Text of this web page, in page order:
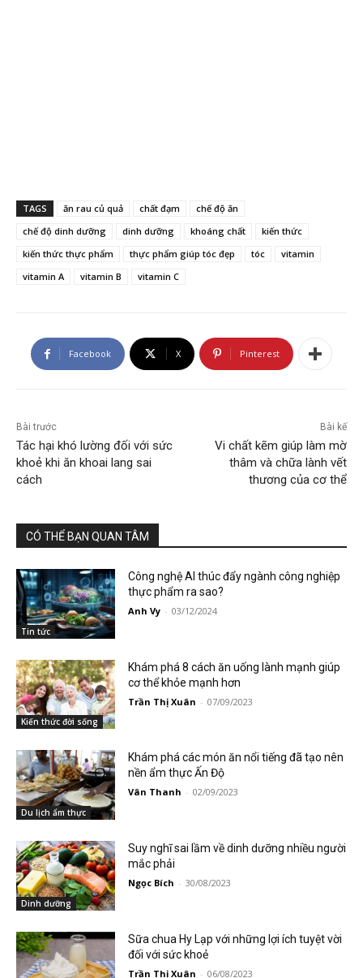
TAGS ăn rau củ quả chất đạm
chế độ ăn
chế độ dinh dưỡng
dinh dưỡng khoáng chất
kiến thức
kiến thức thực phẩm
thực phẩm giúp tóc đẹp tóc
vitamin
vitamin A
vitamin B vitamin C
Facebook X Pinterest
Bài trước
Tác hại khó lường đối với sức
khoẻ khi ăn khoai lang sai
cách
Bài kế
Vi chất kẽm giúp làm mờ
thâm và chữa lành vết
thương của cơ thể
CÓ THỂ BẠN QUAN TÂM
Tin tức
Công nghệ AI thúc đẩy ngành công nghiệp
thực phẩm ra sao?
Anh Vy - 03/12/2024
Kiến thức đời sống
Khám phá 8 cách ăn uống lành mạnh giúp
cơ thể khỏe mạnh hơn
Trần Thị Xuân - 07/09/2023
Du lịch ẩm thực
Khám phá các món ăn nổi tiếng đã tạo nên
nền ẩm thực Ấn Độ
Vân Thanh - 02/09/2023
Dinh dưỡng
Suy nghĩ sai lầm về dinh dưỡng nhiều người
mắc phải
Ngọc Bích - 30/08/2023
Sữa chua Hy Lạp với những lợi ích tuyệt vời
đối với sức khoẻ
Trần Thị Xuân - 06/08/2023